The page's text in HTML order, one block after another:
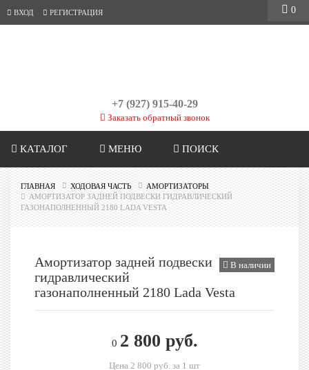
ВХОД РЕГИСТРАЦИЯ
+7 (927) 915-40-29
Заказать обратный звонок
КАТАЛОГ МЕНЮ ПОИСК
ГЛАВНАЯ ХОДОВАЯ ЧАСТЬ
АМОРТИЗАТОРЫ
АМОРТИЗАТОР ЗАДНЕЙ ПОДВЕСКИ ГИДРАВЛИЧЕСКИЙ
ГАЗОНАПОЛНЕННЫЙ 2180 LADA VESTA
В наличии
Амортизатор задней подвески
гидравлический
газонаполненный 2180 Lada Vesta
0 2 800 руб.
Цена 2 800 руб. за 1 шт
0